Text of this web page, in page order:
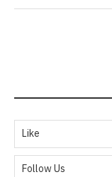
Like
Follow Us